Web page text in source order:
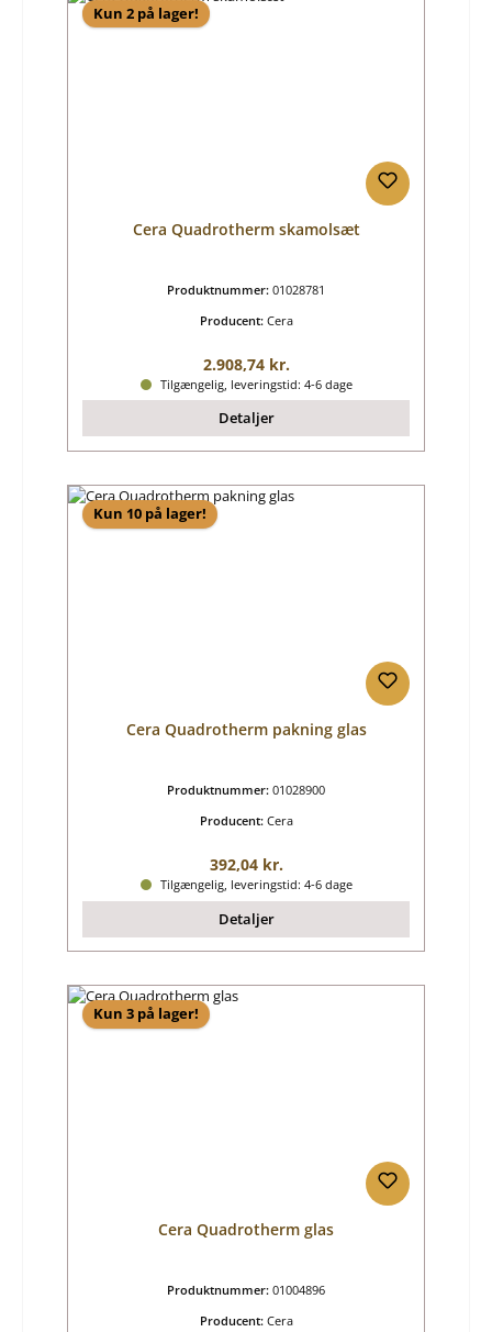
Kun 2 på lager!
Cera Quadrotherm skamolsæt
Produktnummer: 01028781
Producent: Cera
Almindelig pris:
2.908,74 kr.
Tilgængelig, leveringstid: 4-6 dage
Detaljer
Kun 10 på lager!
Cera Quadrotherm pakning glas
Produktnummer: 01028900
Producent: Cera
Almindelig pris:
392,04 kr.
Tilgængelig, leveringstid: 4-6 dage
Detaljer
Kun 3 på lager!
Cera Quadrotherm glas
Produktnummer: 01004896
Producent: Cera